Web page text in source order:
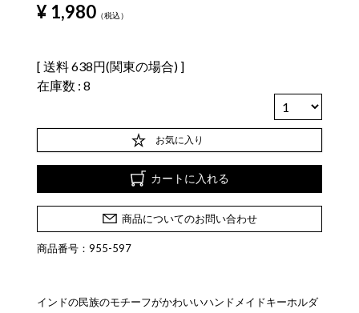
¥ 1,980 税込
送料638円(関東の場合)
在庫数 8
お気に入り
カートに入れる
商品についてのお問い合わせ
商品番号：955-597
インドの民族のモチーフがかわいいハンドメイドキーホルダ